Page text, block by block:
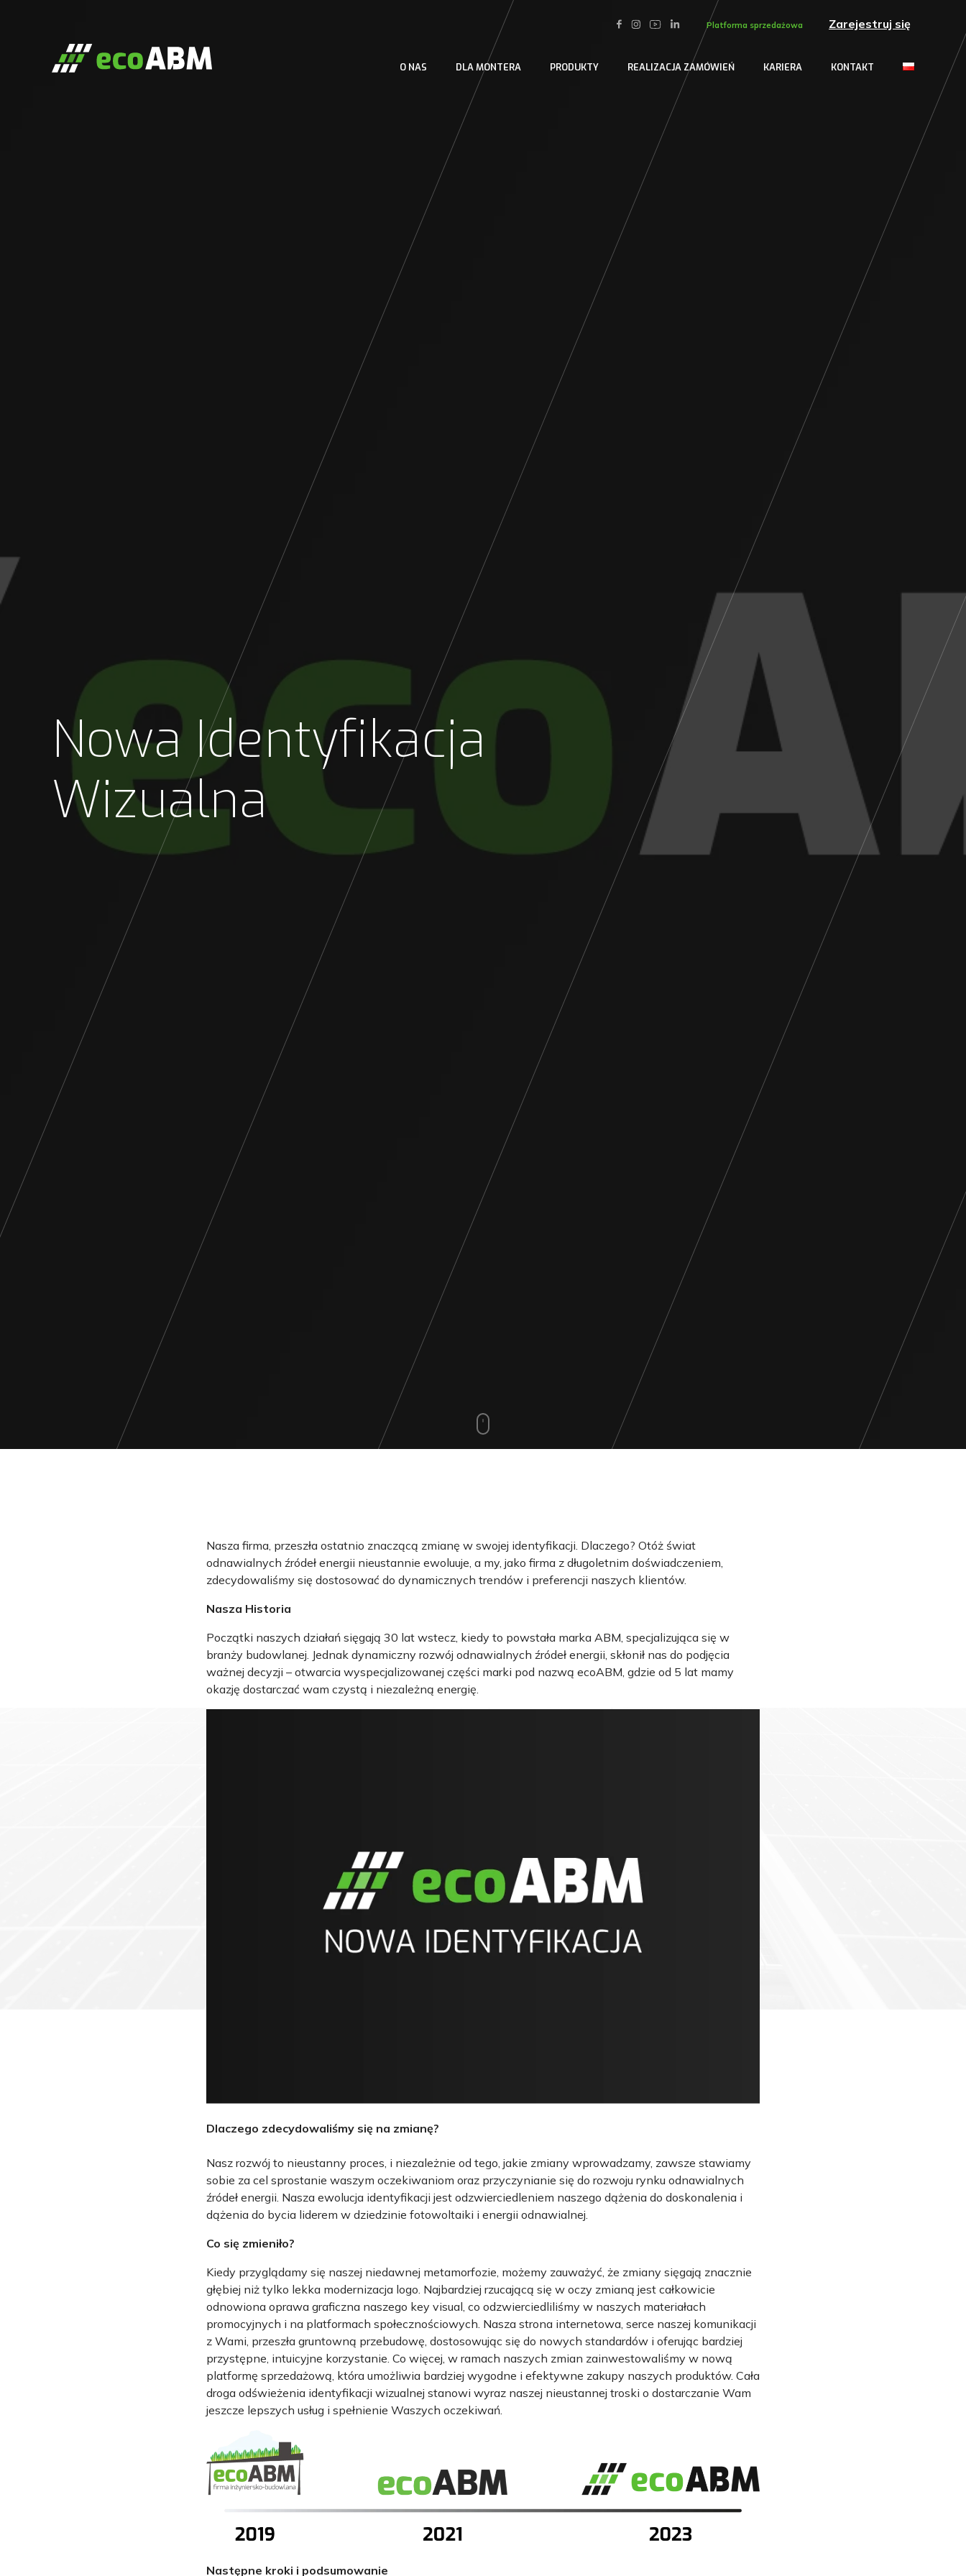
Platforma sprzedażowa Zarejestruj się
O NAS DLA MONTERA PRODUKTY REALIZACJA ZAMÓWIEŃ KARIERA KONTAKT
Nowa Identyfikacja
Wizualna
Nasza firma, przeszła ostatnio znaczącą zmianę w swojej identyfikacji. Dlaczego? Otóż świat
odnawialnych źródeł energii nieustannie ewoluuje, a my, jako firma z długoletnim doświadczeniem,
zdecydowaliśmy się dostosować do dynamicznych trendów i preferencji naszych klientów.
Nasza Historia
Początki naszych działań sięgają 30 lat wstecz, kiedy to powstała marka ABM, specjalizująca się w
branży budowlanej. Jednak dynamiczny rozwój odnawialnych źródeł energii, skłonił nas do podjęcia
ważnej decyzji – otwarcia wyspecjalizowanej części marki pod nazwą ecoABM, gdzie od 5 lat mamy
okazję dostarczać wam czystą i niezależną energię.
Dlaczego zdecydowaliśmy się na zmianę?
Nasz rozwój to nieustanny proces, i niezależnie od tego, jakie zmiany wprowadzamy, zawsze stawiamy
sobie za cel sprostanie waszym oczekiwaniom oraz przyczynianie się do rozwoju rynku odnawialnych
źródeł energii. Nasza ewolucja identyfikacji jest odzwierciedleniem naszego dążenia do doskonalenia i
dążenia do bycia liderem w dziedzinie fotowoltaiki i energii odnawialnej.
Co się zmieniło?
Kiedy przyglądamy się naszej niedawnej metamorfozie, możemy zauważyć, że zmiany sięgają znacznie
głębiej niż tylko lekka modernizacja logo. Najbardziej rzucającą się w oczy zmianą jest całkowicie
odnowiona oprawa graficzna naszego key visual, co odzwierciedliliśmy w naszych materiałach
promocyjnych i na platformach społecznościowych. Nasza strona internetowa, serce naszej komunikacji
z Wami, przeszła gruntowną przebudowę, dostosowując się do nowych standardów i oferując bardziej
przystępne, intuicyjne korzystanie. Co więcej, w ramach naszych zmian zainwestowaliśmy w nową
platformę sprzedażową, która umożliwia bardziej wygodne i efektywne zakupy naszych produktów. Cała
droga odświeżenia identyfikacji wizualnej stanowi wyraz naszej nieustannej troski o dostarczanie Wam
jeszcze lepszych usług i spełnienie Waszych oczekiwań.
Następne kroki i podsumowanie